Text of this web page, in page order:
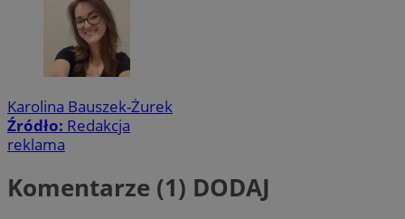
Karolina Bauszek-Żurek
Źródło: Redakcja
reklama
Komentarze (1) DODAJ